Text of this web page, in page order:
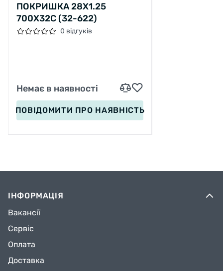
ПОКРИШКА 28X1.25
700X32C (32-622)
0 відгуків
Немає в наявності
ПОВІДОМИТИ ПРО НАЯВНІСТЬ
ІНФОРМАЦІЯ
Вакансії
Сервіс
Оплата
Доставка